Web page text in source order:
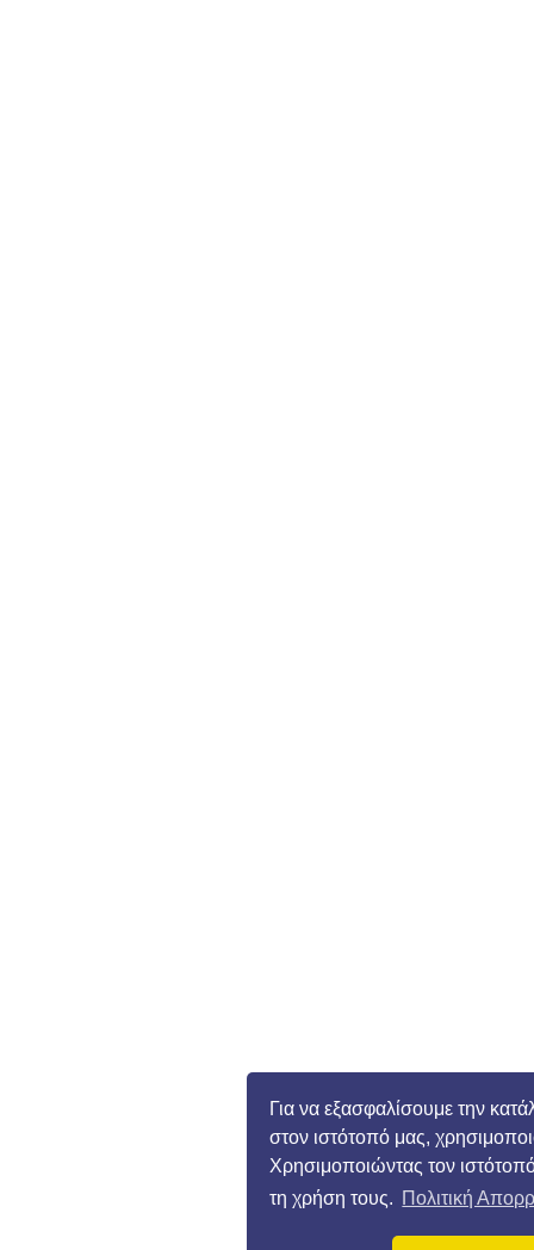
Για να εξασφαλίσουμε την
στον ιστότοπό μας,
Χρησιμοποιώντας τον
τη χρήση τους. Πολιτική